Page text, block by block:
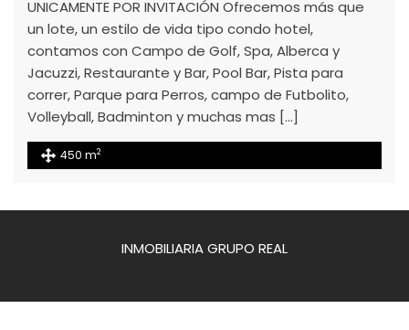
UNICAMENTE POR INVITACIÓN Ofrecemos más que
un lote, un estilo de vida tipo condo hotel,
contamos con Campo de Golf, Spa, Alberca y
Jacuzzi, Restaurante y Bar, Pool Bar, Pista para
correr, Parque para Perros, campo de Futbolito,
Volleyball, Badminton y muchas mas […]
450 m2
INMOBILIARIA GRUPO REAL